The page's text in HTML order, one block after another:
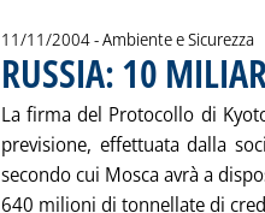
11/11/2004- Ambiente e Sicurezza
RUSSIA: 10
La firma del Protocollo di
previsione, effettuata dalla
secondo cui Mosca avrà a
640 milioni di tonnellate di